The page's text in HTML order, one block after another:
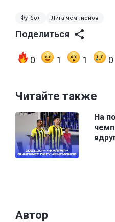
Футбол Лига чемпионов
Поделиться
0 1 1 0
Читайте также
На
Автор